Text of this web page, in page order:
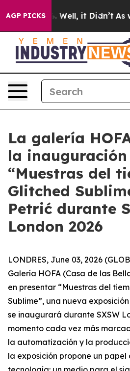
AGP PICKS
40%. Well, it Didn’t As
La galería
la inauguración
“Muestras del
Glitched
Petrić durante
London 2026
LONDRES, June 03, 2026
Galería HOFA (Casa de las
en presentar “Muestras del
Sublime”, una nueva
se inaugurará durante SXSW
momento cada vez más
la automatización y la
la exposición propone un